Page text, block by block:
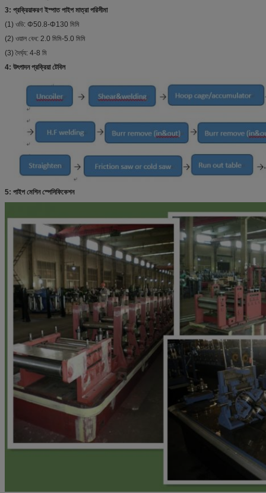
3: প্রক্রিয়াকরণ ইস্পাত পাইপ মাত্রা পরিসীমা
(1) ওডি: Φ50.8-Φ130 মিমি
(2) ওয়াল বেধ: 2.0 মিমি-5.0 মিমি
(3) দৈর্ঘ্য: 4-8 মি
4: উৎপাদন প্রক্রিয়া টেবিল
5: পাইপ মেশিন স্পেসিফিকেশন